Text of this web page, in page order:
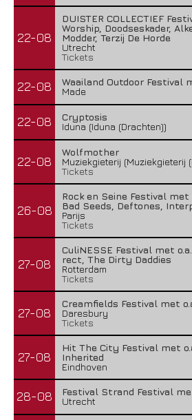
22-08
DUISTER COLLECTIEF
Worship, Doodseskader,
Modder, Terzij De Horde
Utrecht
Tickets
22-08
Waailand Outdoor Festival
Made
22-08
Cryptosis
Iduna (Iduna (Drachten))
22-08
Wolfmother
Muziekgieterij (Muziekgieterij
Tickets
26-08
Rock en Seine Festival met
Bad Seeds, Deftones,
Parijs
Tickets
27-08
CuliNESSE Festival met
rect, The Dirty Daddies
Rotterdam
Tickets
27-08
Creamfields Festival met
Daresbury
Tickets
27-08
Hit The City Festival met
Inherited
Eindhoven
28-08
Festival Strand Festival
Utrecht